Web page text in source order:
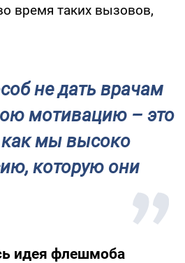
время таких вызовов,
не дать врачам
мотивацию – это
мы высоко
которую они
идея флешмоба